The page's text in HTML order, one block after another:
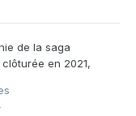
de la saga
en 2021,
avec le
Lombard), nous